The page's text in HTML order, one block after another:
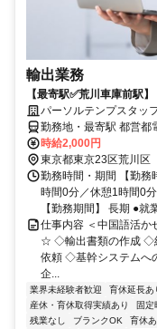
輸出業務
【最寄駅✅荒川車庫前駅
出サポート☆彡
パーソルテンプスタッ
勤務地・最寄駅 都営都
時給2,000円
東京都東京23区荒川区
勤務時間・期間 【勤務
時間0分／休憩1時間0
【勤務期間】 長期 ●就
仕事内容 ＜中国語活か
☆ ◇輸出書類の作成 ◇
依頼 ◇基幹システムへ
企...
業界未経験者歓迎 育休延長あ
産休・育休取得実績あり
固定
残業なし
ブランクOK 育休あ